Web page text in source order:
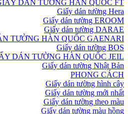
DÁN TƯỜNG HÀN QUỐC FT
Giấy dán tường Hera
Giấy dán tường EROOM
Giấy dán tường DARAE
TƯỜNG HÀN QUỐC GAENARI
Giấy dán tường BOS
DÁN TƯỜNG HÀN QUỐC JEIL
Giấy dán tường Nhật Bản
PHONG CÁCH
Giấy dán tường hình cây
Giấy dán tường mới nhất
Giấy dán tường theo màu
Giấy dán tường màu hồng